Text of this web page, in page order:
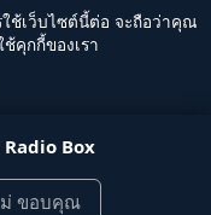
ช้เว็บไซต์นี้ต่อ จะถือว่าคุณ
คุกกี้ของเรา
Box
ขอบคุณ